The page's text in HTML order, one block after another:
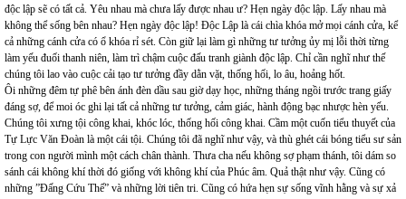
độc lập sẽ có tất cả. Yêu nhau mà chưa lấy được nhau ư? Hẹn ngày độc lập. Lấy nhau mà
không thể sống bên nhau? Hẹn ngày độc lập! Độc Lập là cái chìa khóa mở mọi cánh cửa, kể
cả những cánh cửa có ổ khóa rỉ sét. Còn giữ lại làm gì những tư tưởng ủy mị lỗi thời từng
làm yếu đuối thanh niên, làm trì chậm cuộc đấu tranh giành độc lập. Chỉ cần nghĩ như thế
chúng tôi lao vào cuộc cải tạo tư tưởng đầy dằn vặt, thống hối, lo âu, hoảng hốt.
Ôi những đêm tự phê bên ánh đèn dầu sau giờ dạy học, những tháng ngồi trước trang giấy
đáng sợ, để moi óc ghi lại tất cả những tư tưởng, cảm giác, hành động bạc nhược hèn yếu.
Chúng tôi xưng tội công khai, khóc lóc, thống hối công khai. Cầm một cuốn tiểu thuyết của
Tự Lực Văn Đoàn là một cái tội. Chúng tôi đã nghĩ như vậy, và thù ghét cái bóng tiểu sư sản
trong con người mình một cách chân thành. Thưa cha nếu không sợ phạm thánh, tôi dám so
sánh cái không khí thời đó giống với không khí của Phúc âm. Quả thật như vậy. Cũng có
những ”Đấng Cứu Thế” và những lời tiên tri. Cũng có hứa hẹn sự sống vĩnh hằng và sự xả